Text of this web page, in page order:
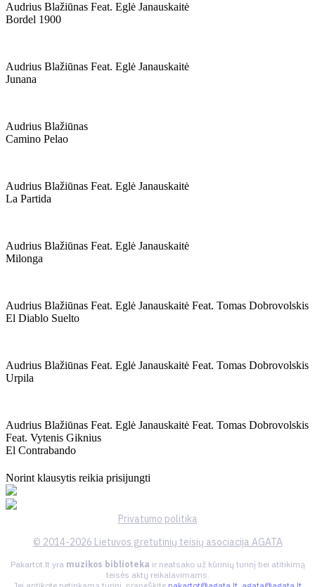
Audrius Blažiūnas Feat. Eglė Janauskaitė
Bordel 1900
Audrius Blažiūnas Feat. Eglė Janauskaitė
Junana
Audrius Blažiūnas
Camino Pelao
Audrius Blažiūnas Feat. Eglė Janauskaitė
La Partida
Audrius Blažiūnas Feat. Eglė Janauskaitė
Milonga
Audrius Blažiūnas Feat. Eglė Janauskaitė Feat. Tomas Dobrovolskis
El Diablo Suelto
Audrius Blažiūnas Feat. Eglė Janauskaitė Feat. Tomas Dobrovolskis
Urpila
Audrius Blažiūnas Feat. Eglė Janauskaitė Feat. Tomas Dobrovolskis
Feat. Vytenis Giknius
El Contrabando
Norint klausytis reikia prisijungti
Privatumo politika
© 2014-2026 Lietuvos gretutinių teisių asociacija AGATA
Pakartot.lt yra muzikos biblioteka ir neatsako už kūrinių turinį bei atitikimą
teisės aktų reikalavimams.